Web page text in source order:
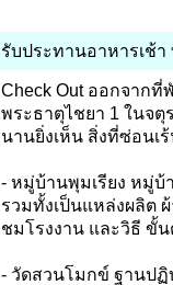
รับประทานอาหารเช้
Check Out ออกจาก
พระธาตุไชยา 1 ในจตุ
นานยิ่งเห็น สิ่งที่ซ่อนเ
- หมู่บ้านพุมเรียง หมู่บ้
รวมทั้งเป็นแหล่งผลิต
ชมโรงงาน และวิธี ขั้
- วัดสวนโมกข์ ฐานป